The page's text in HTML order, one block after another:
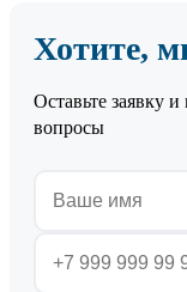
Хотите,
Оставьте заявку
вопросы